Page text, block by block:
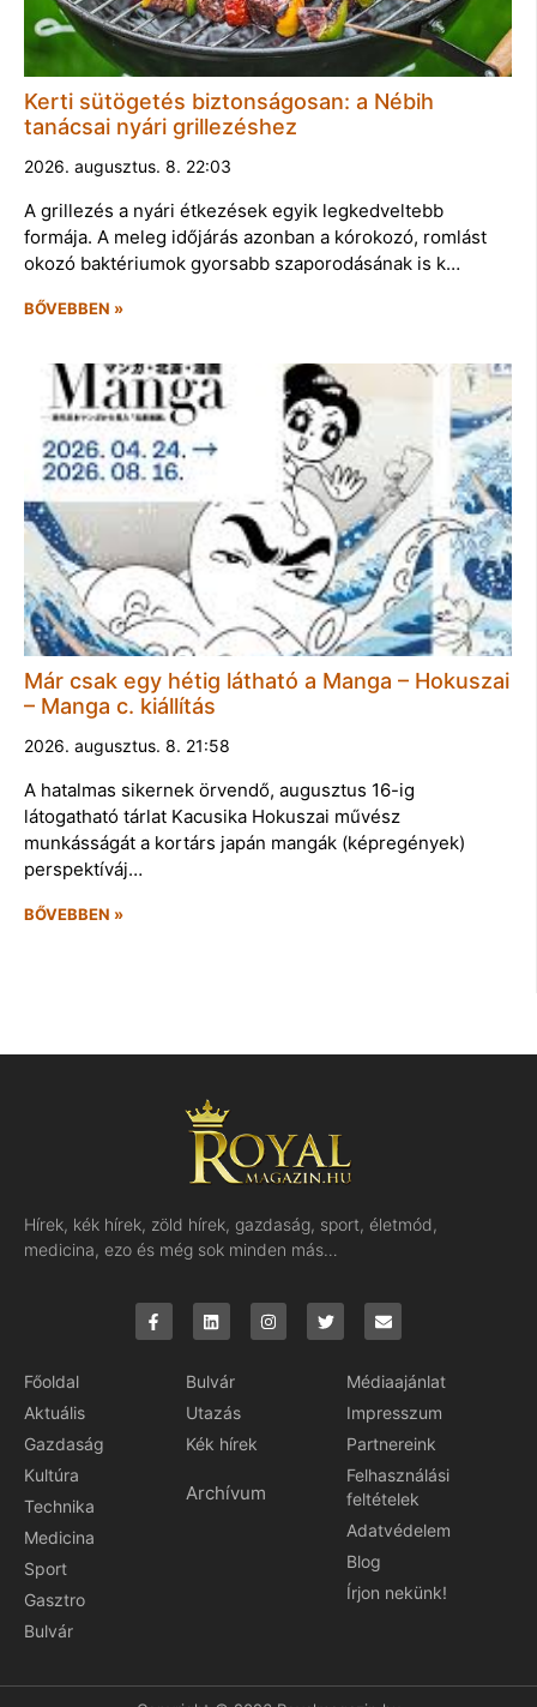
Kerti sütögetés biztonságosan: a Nébih
tanácsai nyári grillezéshez
2026. augusztus. 8. 22:03
A grillezés a nyári étkezések egyik legkedveltebb
formája. A meleg időjárás azonban a kórokozó, romlást
okozó baktériumok gyorsabb szaporodásának is k…
BŐVEBBEN »
Már csak egy hétig látható a Manga – Hokuszai
– Manga c. kiállítás
2026. augusztus. 8. 21:58
A hatalmas sikernek örvendő, augusztus 16-ig
látogatható tárlat Kacusika Hokuszai művész
munkásságát a kortárs japán mangák (képregények)
perspektíváj…
BŐVEBBEN »
Hírek, kék hírek, zöld hírek, gazdaság, sport, életmód,
medicina, ezo és még sok minden más…
Főoldal
Aktuális
Gazdaság
Kultúra
Technika
Medicina
Sport
Gasztro
Bulvár
Bulvár
Utazás
Kék hírek
Archívum
Médiaajánlat
Impresszum
Partnereink
Felhasználási
feltételek
Adatvédelem
Blog
Írjon nekünk!